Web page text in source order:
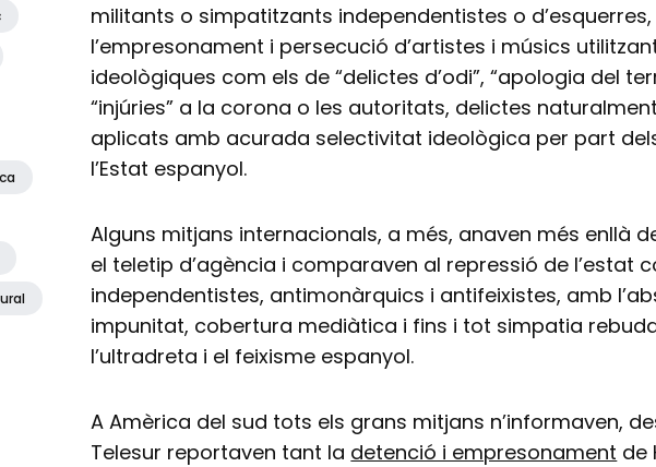
militants o simpatitzants independentistes o d’esquerres,
l’empresonament i persecució d’artistes i músics
ideològiques com els de “delictes d’odi”, “apologia del
“injúries” a la corona o les autoritats, delictes
aplicats amb acurada selectivitat ideològica per part
l’Estat espanyol.
Alguns mitjans internacionals, a més, anaven més enllà
el teletip d’agència i comparaven al repressió de l’estat
independentistes, antimonàrquics i antifeixistes, amb
impunitat, cobertura mediàtica i fins i tot simpatia
l’ultradreta i el feixisme espanyol.
A Amèrica del sud tots els grans mitjans n’informaven,
Telesur reportaven tant la detenció i empresonament de